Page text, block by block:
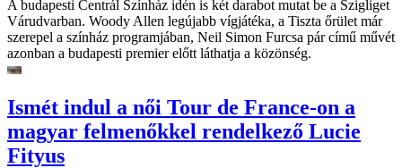
A budapesti Centrál Színház idén is két darabot mutat be a Szigliget
Várudvarban. Woody Allen legújabb vígjátéka, a Tiszta őrület már
szerepel a színház programjában, Neil Simon Furcsa pár című művét
azonban a budapesti premier előtt láthatja a közönség.
Ismét indul a női Tour de France-on a
magyar felmenőkkel rendelkező Lucie
Fityus